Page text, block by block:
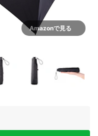
Amazonで見る